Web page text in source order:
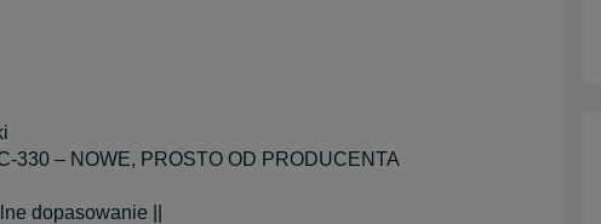
330 – NOWE, PROSTO OD PRODUCENTA
dopasowanie ||